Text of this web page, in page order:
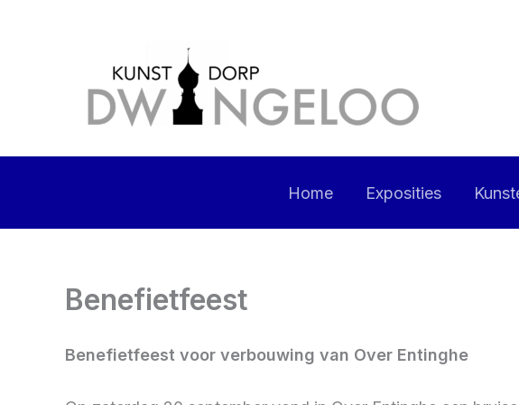
Home Exposities
Benefietfeest
Benefietfeest voor verbouwing van Over Entinghe